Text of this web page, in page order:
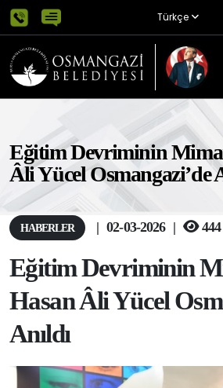
Türkçe
Eğitim Devriminin
Âli Yücel Osmangazi’de
HABERLER | 02-03-2026 | 444
Eğitim Devriminin
Hasan Âli Yücel
Anıldı